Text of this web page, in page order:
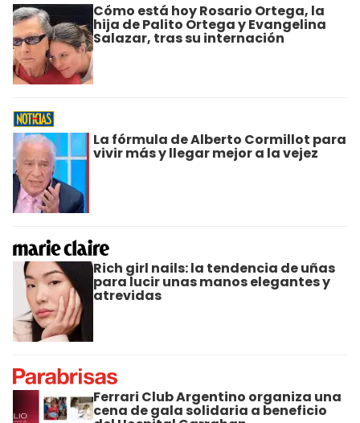
Cómo está hoy Rosario Ortega, la
hija de Palito Ortega y Evangelina
Salazar, tras su internación
La fórmula de Alberto Cormillot para
vivir más y llegar mejor a la vejez
Rich girl nails: la tendencia de uñas
para lucir unas manos elegantes y
atrevidas
Ferrari Club Argentino organiza una
cena de gala solidaria a beneficio